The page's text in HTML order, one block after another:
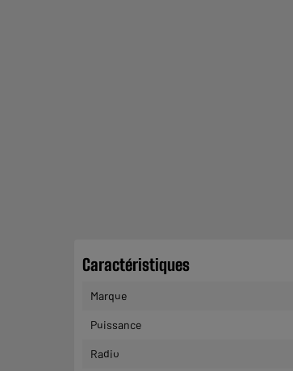
Caractéristiques
Marque
Puissance
Radio